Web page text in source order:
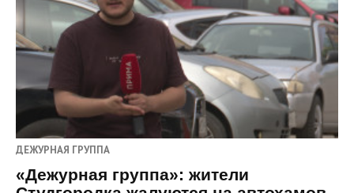
ДЕЖУРНАЯ ГРУППА
«Дежурная группа»: жители